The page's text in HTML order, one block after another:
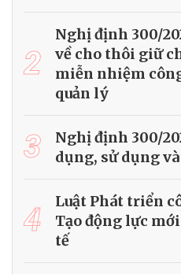
2
Nghị định 300/
về cho thôi giữ
miễn nhiệm
quản lý
3
Nghị định 300/
dụng, sử dụng
4
Luật Phát triển
Tạo động lực
tế